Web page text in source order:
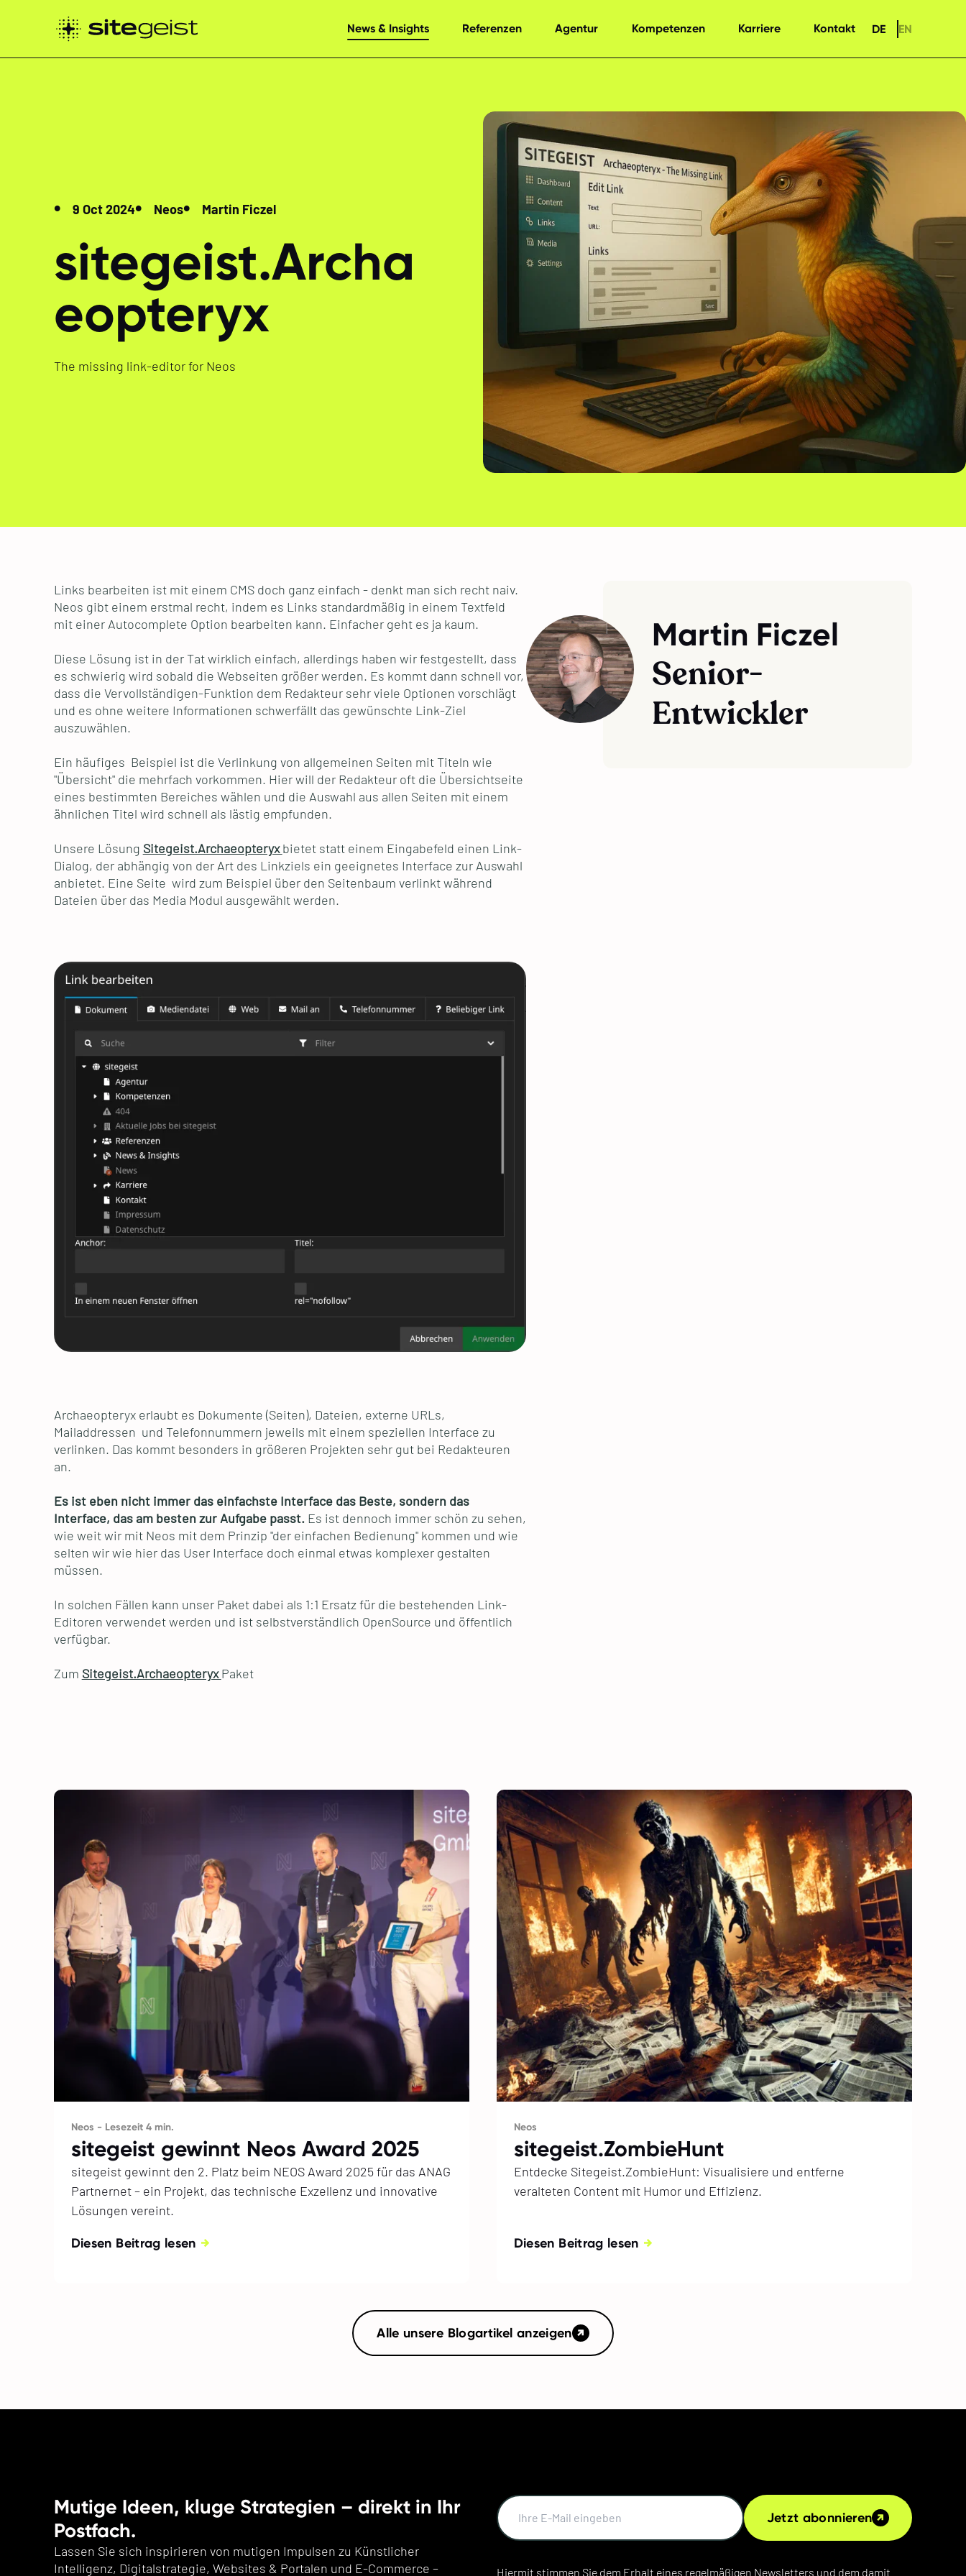
News & Insights Referenzen Agentur Kompetenzen Karriere Kontakt DE EN
9 Oct 2024 Neos Martin Ficzel
sitegeist­.Archa
eopteryx
The missing link-editor for Neos
Links bearbeiten ist mit einem CMS doch ganz einfach - denkt man sich recht naiv.
Neos gibt einem erstmal recht, indem es Links standardmäßig in einem Textfeld
mit einer Autocomplete Option bearbeiten kann. Einfacher geht es ja kaum.
Diese Lösung ist in der Tat wirklich einfach, allerdings haben wir festgestellt, dass
es schwierig wird sobald die Webseiten größer werden. Es kommt dann schnell vor,
dass die Vervollständigen-Funktion dem Redakteur sehr viele Optionen vorschlägt
und es ohne weitere Informationen schwerfällt das gewünschte Link-Ziel
auszuwählen.
Ein häufiges Beispiel ist die Verlinkung von allgemeinen Seiten mit Titeln wie
"Übersicht" die mehrfach vorkommen. Hier will der Redakteur oft die Übersichtseite
eines bestimmten Bereiches wählen und die Auswahl aus allen Seiten mit einem
ähnlichen Titel wird schnell als lästig empfunden.
Unsere Lösung Sitegeist.Archaeopteryxbietet statt einem Eingabefeld einen Link-
Dialog, der abhängig von der Art des Linkziels ein geeignetes Interface zur Auswahl
anbietet. Eine Seite wird zum Beispiel über den Seitenbaum verlinkt während
Dateien über das Media Modul ausgewählt werden.
Archaeopteryx erlaubt es Dokumente (Seiten), Dateien, externe URLs,
Mailaddressen und Telefonnummern jeweils mit einem speziellen Interface zu
verlinken. Das kommt besonders in größeren Projekten sehr gut bei Redakteuren
an.
Es ist eben nicht immer das einfachste Interface das Beste, sondern das
Interface, das am besten zur Aufgabe passt. Es ist dennoch immer schön zu sehen,
wie weit wir mit Neos mit dem Prinzip "der einfachen Bedienung" kommen und wie
selten wir wie hier das User Interface doch einmal etwas komplexer gestalten
müssen.
In solchen Fällen kann unser Paket dabei als 1:1 Ersatz für die bestehenden Link-
Editoren verwendet werden und ist selbstverständlich OpenSource und öffentlich
verfügbar.
Zum Sitegeist.ArchaeopteryxPaket
Martin Ficzel
Senior-
Entwickler
Neos - Lesezeit 4 min.
sitegeist gewinnt Neos Award 2025
sitegeist gewinnt den 2. Platz beim NEOS Award 2025 für das ANAG
Partnernet – ein Projekt, das technische Exzellenz und innovative
Lösungen vereint.
Diesen Beitrag lesen
Neos
sitegeist­.ZombieHunt
Entdecke Sitegeist.ZombieHunt: Visualisiere und entferne
veralteten Content mit Humor und Effizienz.
Diesen Beitrag lesen
Alle unsere Blogartikel anzeigen
Mutige Ideen, kluge Strategien – direkt in Ihr
Postfach.
Lassen Sie sich inspirieren von mutigen Impulsen zu Künstlicher
Intelligenz, Digitalstrategie, Websites & Portalen und E-Commerce –
Jetzt abonnieren
Hiermit stimmen Sie dem Erhalt eines regelmäßigen Newsletters und dem damit